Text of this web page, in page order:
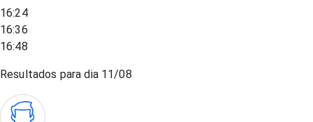
16:24
16:36
16:48
Resultados para dia 11/08